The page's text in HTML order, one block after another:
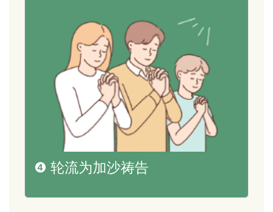
❹ 轮流为加沙祷告